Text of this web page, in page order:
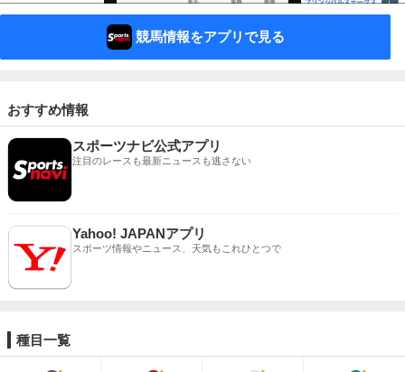
競馬情報をアプリで見る
おすすめ情報
スポーツナビ公式アプリ
注目のレースも最新ニュースも逃さない
Yahoo! JAPANアプリ
スポーツ情報やニュース、天気もこれひとつで
種目一覧